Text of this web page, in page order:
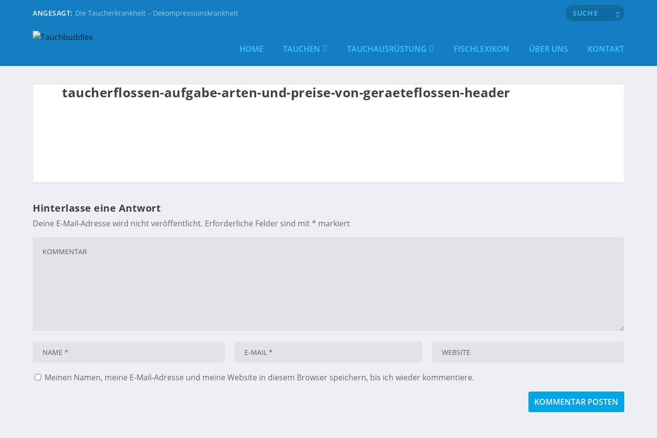
ANGESAGT: Die Taucherkrankheit – Dekompressionskrankheit
HOME TAUCHEN TAUCHAUSRÜSTUNG FISCHLEXIKON ÜBER UNS KONTAKT
taucherflossen-aufgabe-arten-und-preise-von-geraeteflossen-header
Hinterlasse eine Antwort
Deine E-Mail-Adresse wird nicht veröffentlicht. Erforderliche Felder sind mit* markiert
Meinen Namen, meine E-Mail-Adresse und meine Website in diesem Browser speichern, bis ich wieder kommentiere.